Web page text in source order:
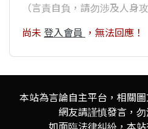
（言責自負，請勿涉及人身
尚未 登入會員 ，無法回應！
本站為言論自主平台，相關
網友請謹慎發言，勿
如面臨法律糾紛，本